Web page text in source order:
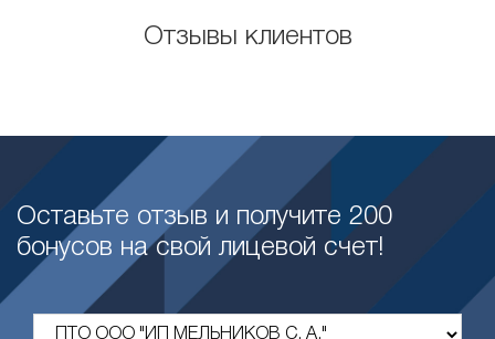
Отзывы клиентов
Оставьте отзыв и получите 200
бонусов на свой лицевой счет!